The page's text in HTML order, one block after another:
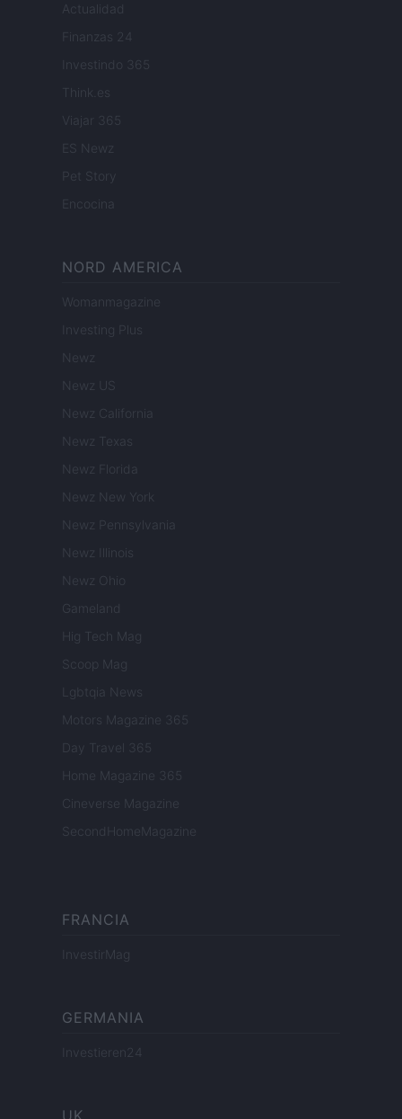
Actualidad
Finanzas 24
Investindo 365
Think.es
Viajar 365
ES Newz
Pet Story
Encocina
NORD AMERICA
Womanmagazine
Investing Plus
Newz
Newz US
Newz California
Newz Texas
Newz Florida
Newz New York
Newz Pennsylvania
Newz Illinois
Newz Ohio
Gameland
Hig Tech Mag
Scoop Mag
Lgbtqia News
Motors Magazine 365
Day Travel 365
Home Magazine 365
Cineverse Magazine
SecondHomeMagazine
FRANCIA
InvestirMag
GERMANIA
Investieren24